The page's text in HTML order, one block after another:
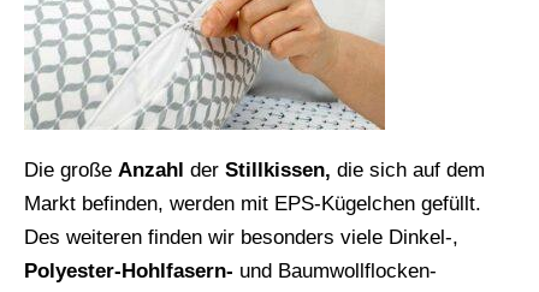
Die große Anzahl der Stillkissen, die sich auf dem
Markt befinden, werden mit EPS-Kügelchen gefüllt.
Des weiteren finden wir besonders viele Dinkel-,
Polyester-Hohlfasern- und Baumwollflocken-